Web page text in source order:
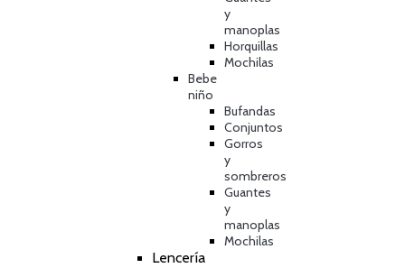
y
manoplas
Horquillas
Mochilas
Bebe
niño
Bufandas
Conjuntos
Gorros
y
sombreros
Guantes
y
manoplas
Mochilas
Lencería